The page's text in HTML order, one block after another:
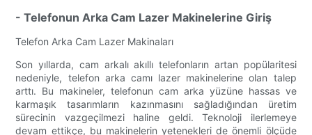
- Telefonun Arka Cam Lazer Makinelerine Giriş
Telefon Arka Cam Lazer Makinaları
Son yıllarda, cam arkalı akıllı telefonların artan popülaritesi
nedeniyle, telefon arka camı lazer makinelerine olan talep
arttı. Bu makineler, telefonun cam arka yüzüne hassas ve
karmaşık tasarımların kazınmasını sağladığından üretim
sürecinin vazgeçilmezi haline geldi. Teknoloji ilerlemeye
devam ettikçe, bu makinelerin yetenekleri de önemli ölçüde